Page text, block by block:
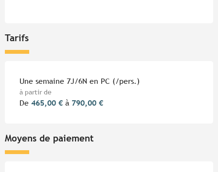
Tarifs
Tarifs 2026
Une semaine 7J/6N en PC (/pers.)
à partir de
De 465,00 € à 790,00 €
Moyens de paiement